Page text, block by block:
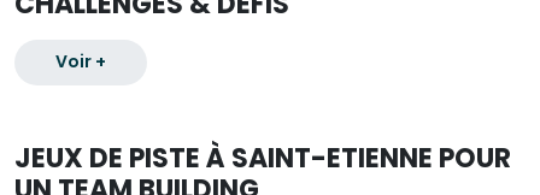
Voir +
JEUX DE PISTE À SAINT-ETIENNE POUR